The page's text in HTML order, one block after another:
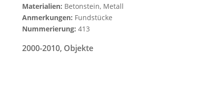
Materialien: Betonstein, Metall
Anmerkungen: Fundstücke
Nummerierung: 413
2000-2010, Objekte